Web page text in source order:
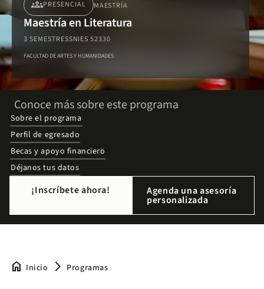
groupsPRESENCIAL MAESTRÍA
Maestría en Literatura
3 SEMESTRESSNIES 52330
FACULTAD DE ARTES Y HUMANIDADES
Conoce más sobre este programa
Sobre el programa
Perfil de egresado
Becas y apoyo financiero
Déjanos tus datos
¡Inscríbete ahora! Agenda una asesoría
personalizada
home Inicio arrow_forward_ios Programas